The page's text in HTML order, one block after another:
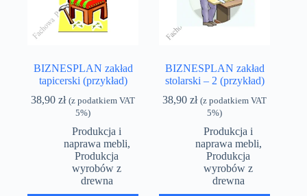
BIZNESPLAN zakład
tapicerski (przykład)
38,90zł (z podatkiem VAT
5%)
Produkcja i
naprawa mebli,
Produkcja
wyrobów z
drewna
BIZNESPLAN zakład
stolarski – 2 (przykład)
38,90zł (z podatkiem VAT
5%)
Produkcja i
naprawa mebli,
Produkcja
wyrobów z
drewna